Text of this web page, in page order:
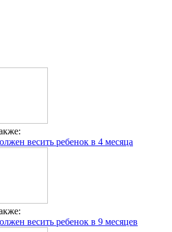
весить ребенок в 4 месяца
весить ребенок в 9 месяцев